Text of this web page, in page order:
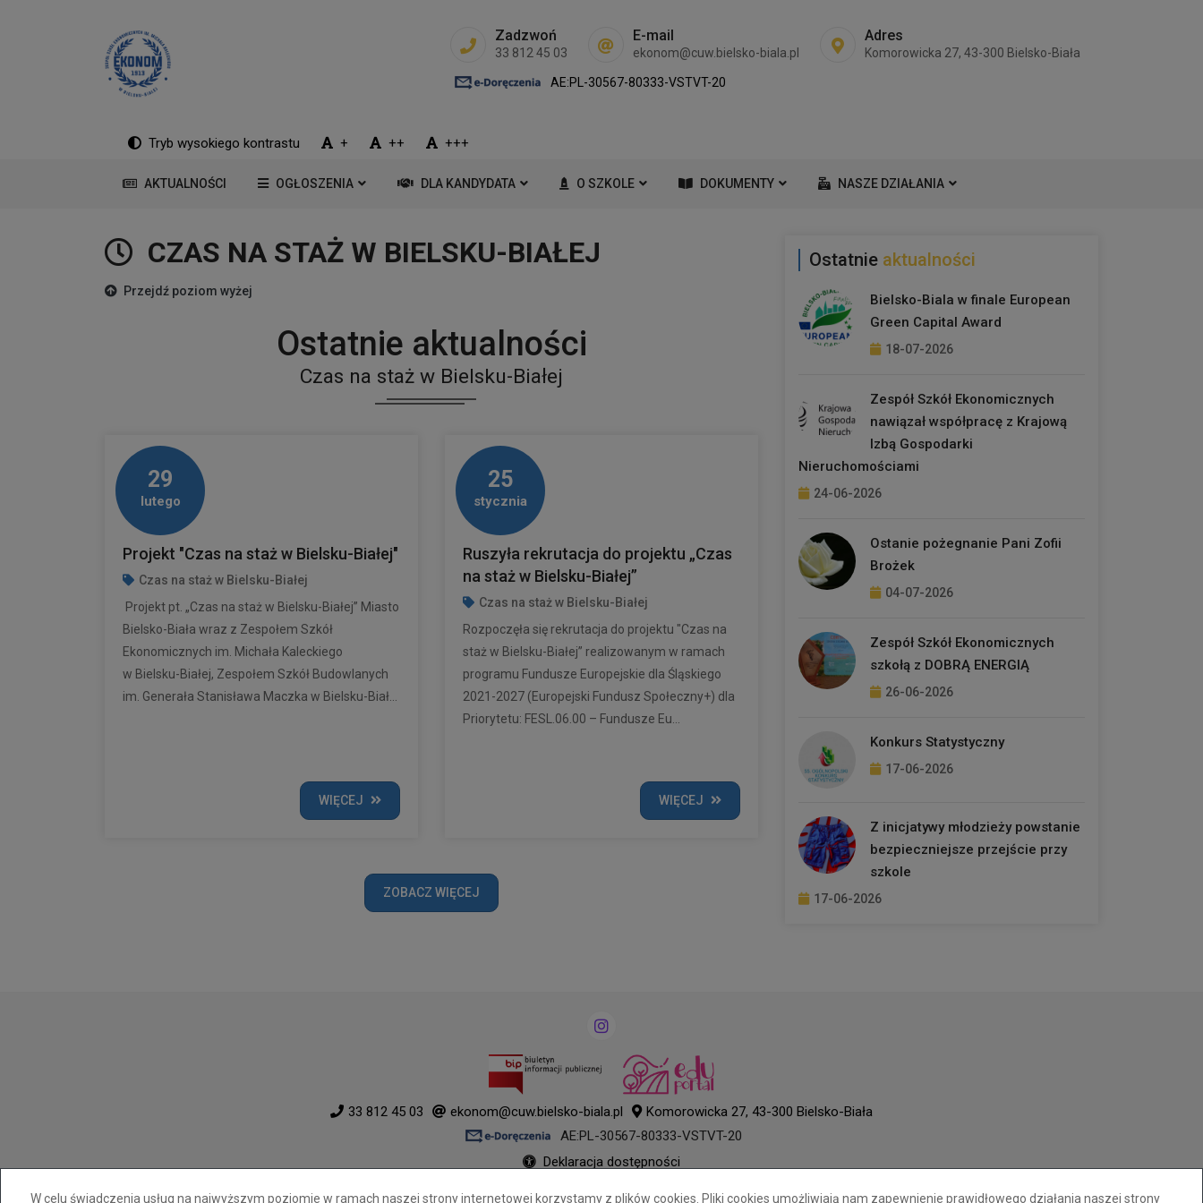
W celu świadczenia usług na najwyższym poziomie w ramach naszej strony internetowej korzystamy z plików cookies. Pliki cookies umożliwiają nam zapewnienie prawidłowego działania naszej strony
Zadzwoń
33 812 45 03
E-mail
ekonom@cuw.bielsko-biala.pl
Adres
Komorowicka 27, 43-300 Bielsko-Biała
AE:PL-30567-80333-VSTVT-20
Tryb wysokiego kontrastu + ++ +++
AKTUALNOŚCI OGŁOSZENIA DLA KANDYDATA O SZKOLE DOKUMENTY NASZE DZIAŁANIA
CZAS NA STAŻ W BIELSKU-BIAŁEJ
Przejdź poziom wyżej
Ostatnie aktualności
Czas na staż w Bielsku-Białej
29
lutego
Projekt "Czas na staż w Bielsku-Białej"
Czas na staż w Bielsku-Białej
Projekt pt. „Czas na staż w Bielsku-Białej” Miasto
Bielsko-Biała wraz z Zespołem Szkół
Ekonomicznych im. Michała Kaleckiego
w Bielsku-Białej, Zespołem Szkół Budowlanych
im. Generała Stanisława Maczka w Bielsku-Biał...
WIĘCEJ
25
stycznia
Ruszyła rekrutacja do projektu „Czas
na staż w Bielsku-Białej”
Czas na staż w Bielsku-Białej
Rozpoczęła się rekrutacja do projektu "Czas na
staż w Bielsku-Białej” realizowanym w ramach
programu Fundusze Europejskie dla Śląskiego
2021-2027 (Europejski Fundusz Społeczny+) dla
Priorytetu: FESL.06.00 – Fundusze Eu...
WIĘCEJ
ZOBACZ WIĘCEJ
Ostatnie aktualności
Bielsko-Biala w finale European
Green Capital Award
18-07-2026
Zespół Szkół Ekonomicznych
nawiązał współpracę z Krajową
Izbą Gospodarki
Nieruchomościami
24-06-2026
Ostanie pożegnanie Pani Zofii
Brożek
04-07-2026
Zespół Szkół Ekonomicznych
szkołą z DOBRĄ ENERGIĄ
26-06-2026
Konkurs Statystyczny
17-06-2026
Z inicjatywy młodzieży powstanie
bezpieczniejsze przejście przy
szkole
17-06-2026
33 812 45 03 ekonom@cuw.bielsko-biala.pl
Komorowicka 27, 43-300 Bielsko-Biała
AE:PL-30567-80333-VSTVT-20
Deklaracja dostępności